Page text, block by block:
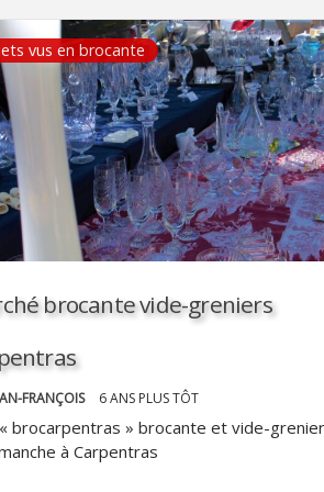
vus en brocante
brocante vide-greniers
FRANÇOIS 6 ANS PLUS TÔT
brocarpentras » brocante et vide-
à Carpentras